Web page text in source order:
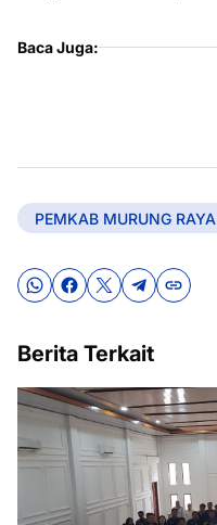
Baca Juga:
PEMKAB MURUNG RAYA
Berita Terkait